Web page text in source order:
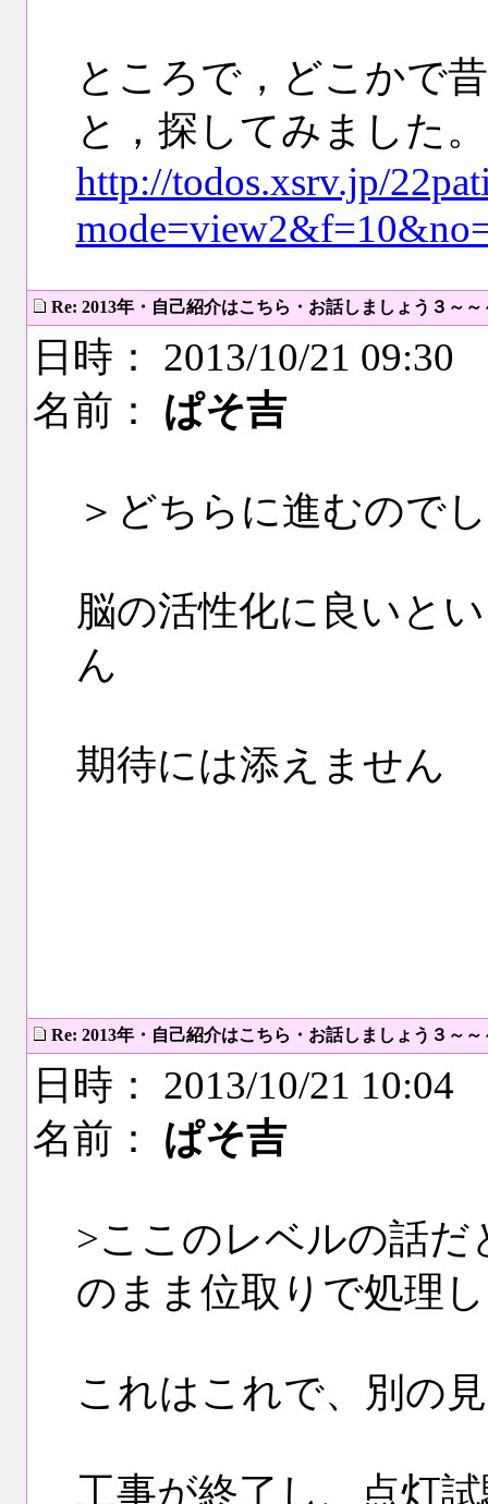
ところで，どこかで
と，探してみました
http://todos.xsrv.jp/
Re: 2013年・自己紹介はこちら・お話しましょう３～
日時： 2013/10/21 09:30
名前： ぱそ吉
＞どちらに進むので
脳の活性化に良いと
ん
期待には添えませ
Re: 2013年・自己紹介はこちら・お話しましょう３～
日時： 2013/10/21 10:04
名前： ぱそ吉
>ここのレベルの話だ
のまま位取りで処理
これはこれで、別の
工事が終了し、点灯